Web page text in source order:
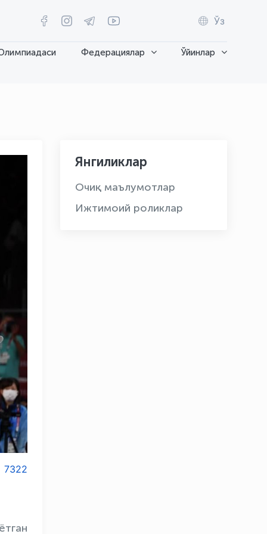
Ўз
Федерациялар Ўйинлар
7322
Янгиликлар
Очиқ маълумотлар
Ижтимоий роликлар